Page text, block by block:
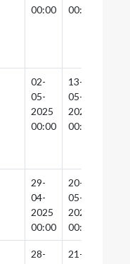
00:00
00:00
02-
05-
2025
00:00
13-
05-
2025
00:00
29-
04-
2025
00:00
20-
05-
2025
00:00
28-
21-